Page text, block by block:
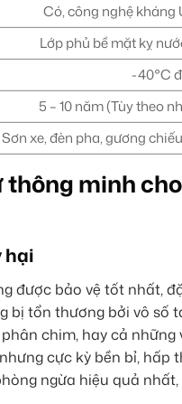
Có, công nghệ kháng
Lớp phủ bề mặt kỵ
-40°C
5 – 10 năm (Tùy theo
Sơn xe, đèn pha, gương
thông minh
hại
được bảo vệ tốt nhất,
bị tổn thương bởi vô số
chim, hay cả
cực kỳ bền bỉ, hấp
ngừa hiệu quả